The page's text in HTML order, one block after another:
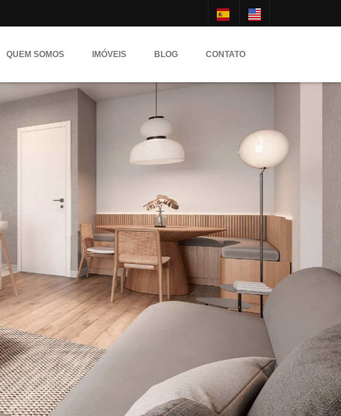
QUEM SOMOS IMÓVEIS BLOG CONTATO